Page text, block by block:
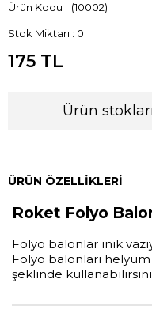
(10002)
Stok Miktarı : 0
175 TL
Ürün
ÜRÜN ÖZELLIKLERI
Roket Folyo
Folyo balonlar inik
Folyo balonları
şeklinde